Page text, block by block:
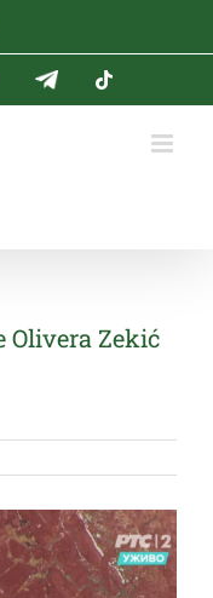
Telegram
Olivera Zekić